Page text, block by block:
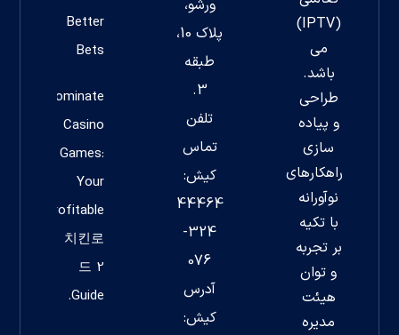
(IPTV)
می
باشد.
طراحی
و پیاده
سازی
راهکارهای
نوآورانه
با تکیه
بر تجربه
و توان
هیئت
مدیره
ورشو،
پلاک 10،
طبقه
3.
تلفن
تماس
کیش:
44464
324-
076
آدرس
کیش:
Better
Bets
Dominate
Casino
Games:
Your
Profitable
치킨로
드 2
Guide.